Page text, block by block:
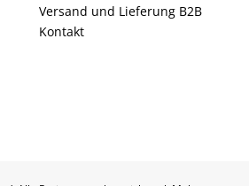
Versand und Lieferung B2B
Kontakt